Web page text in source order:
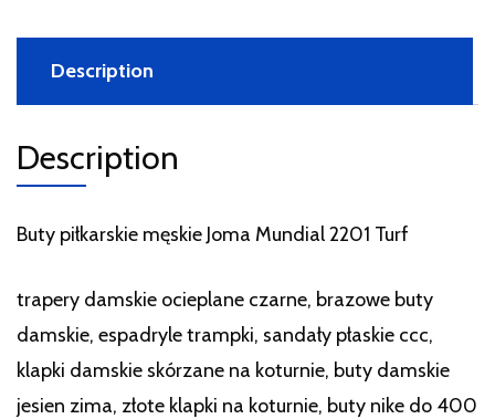
Description
Description
Buty piłkarskie męskie Joma Mundial 2201 Turf
trapery damskie ocieplane czarne, brazowe buty
damskie, espadryle trampki, sandały płaskie ccc,
klapki damskie skórzane na koturnie, buty damskie
jesien zima, złote klapki na koturnie, buty nike do 400